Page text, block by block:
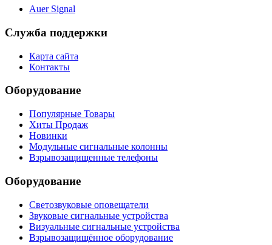
Auer Signal
Служба поддержки
Карта сайта
Контакты
Оборудование
Популярные Товары
Хиты Продаж
Новинки
Модульные сигнальные колонны
Взрывозащищенные телефоны
Оборудование
Светозвуковые оповещатели
Звуковые сигнальные устройства
Визуальные сигнальные устройства
Взрывозащищённое оборудование